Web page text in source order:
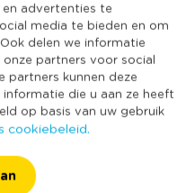
advertenties te
media te bieden en om
delen we informatie
partners voor social
partners kunnen deze
die u aan ze heeft
op basis van uw gebruik
cookiebeleid.
4
Rond
Ja
Ja
(Nog) geen score
bekend